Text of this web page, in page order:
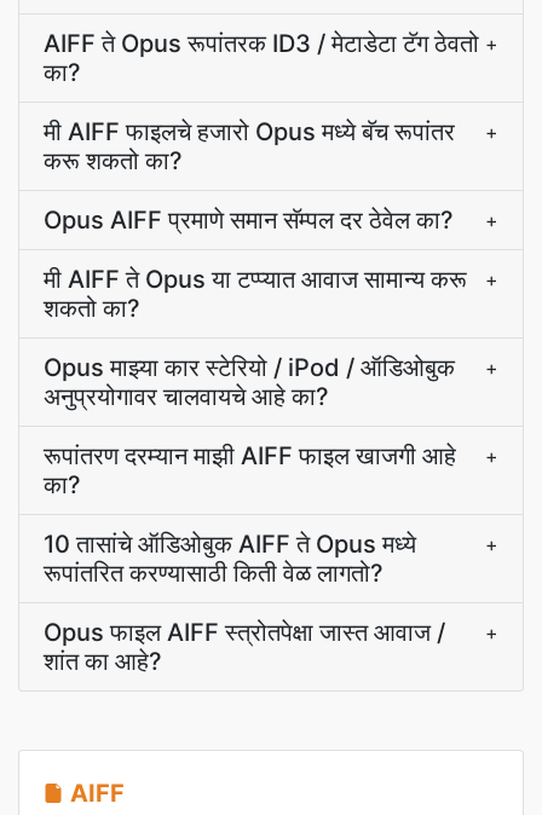
AIFF ते Opus रूपांतरक ID3 / मेटाडेटा टॅग ठेवतो
का?
+
मी AIFF फाइलचे हजारो Opus मध्ये बॅच रूपांतर
करू शकतो का?
+
Opus AIFF प्रमाणे समान सॅम्पल दर ठेवेल का? +
मी AIFF ते Opus या टप्प्यात आवाज सामान्य करू
शकतो का?
+
Opus माझ्या कार स्टेरियो / iPod / ऑडिओबुक
अनुप्रयोगावर चालवायचे आहे का?
+
रूपांतरण दरम्यान माझी AIFF फाइल खाजगी आहे
का?
+
10 तासांचे ऑडिओबुक AIFF ते Opus मध्ये
रूपांतरित करण्यासाठी किती वेळ लागतो?
+
Opus फाइल AIFF स्त्रोतपेक्षा जास्त आवाज /
शांत का आहे?
+
AIFF